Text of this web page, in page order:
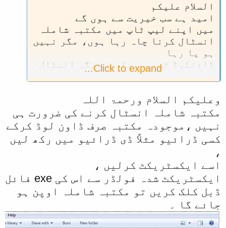
السلام علیکم
امید ہے سب خیریت سے ہوں گے
میں اپنے لیپ ٹاپ میں مکتبہ شاملہ
انسٹال کرنا چاہ رہا ہوں، مگر نہیں
ہو پا رہا
ڈاؤنلوڈ تو ہو رہا ہے، مگر انسٹال
Click to expand...
وعلیکم السلام ورحمۃ اللہ
مکتبہ شاملہ انسٹال کرنے کی ضرورت ہی
نہیں ،موجودہ مکتبہ صرف ڈاون لوڈ کرکے
کسی ڈرائیو مثلاً ڈی ڈرائیو میں رکھ لیں
،
اسے ایکسٹریکٹ کرلیں ،
ایکسٹریکٹ شدہ فولڈر سے اس کی exe فائل
ڈبل کلک کریں تو مکتبہ شاملہ اوپن ہو
جائے گا ۔